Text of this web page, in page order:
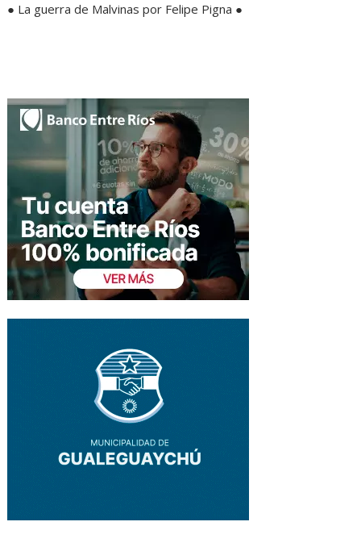
● La guerra de Malvinas por Felipe Pigna ●